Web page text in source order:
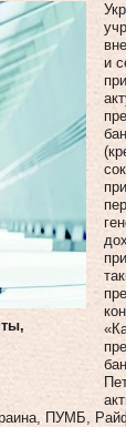
и
ПУМБ,